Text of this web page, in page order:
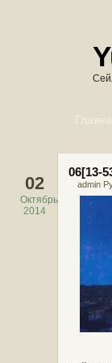
06[13-
admin
02
Октябрь
2014